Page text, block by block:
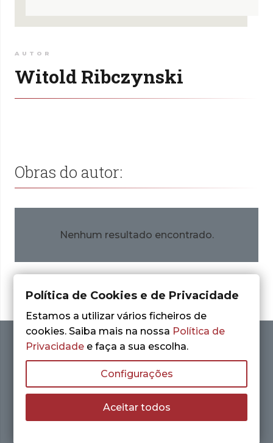
AUTOR
Witold Ribczynski
Obras do autor:
Nenhum resultado encontrado.
Política de Cookies e de Privacidade
Estamos a utilizar vários ficheiros de
cookies. Saiba mais na nossa Política de
Privacidade e faça a sua escolha.
Configurações
Aceitar todos